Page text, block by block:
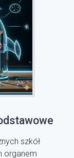
szkół
organem